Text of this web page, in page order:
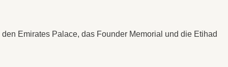
Emirates Palace, das Founder Memorial und die Etihad